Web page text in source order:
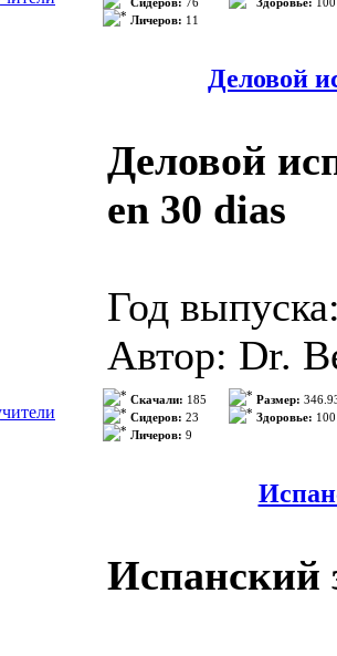
and want to
planning a
work, or are
Spanish of
Жанр:
Серия:
ISBN:
Формат:
Качество:
Количество
Описание:
temática
Pone al
Личеров: 11
Деловой
Деловой
en 30 dias
Год
Автор: Dr.
Категория:
Munchen
Формат:
Качество:
Скачали: 185
Сидеров: 23
Личеров: 9
Размер:
Здоровье: 100
Испанский